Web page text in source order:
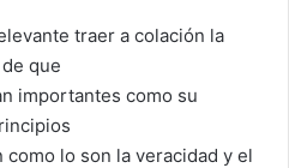
traer a colación la
que
importantes como su
lo son la veracidad y el